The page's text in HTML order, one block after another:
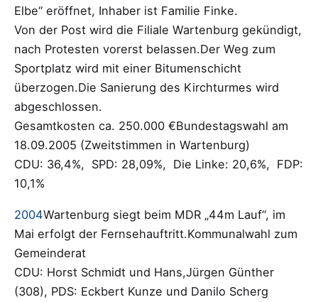
Elbe“ eröffnet, Inhaber ist Familie Finke.
Von der Post wird die Filiale Wartenburg gekündigt,
nach Protesten vorerst belassen.Der Weg zum
Sportplatz wird mit einer Bitumenschicht
überzogen.Die Sanierung des Kirchturmes wird
abgeschlossen.
Gesamtkosten ca. 250.000 €Bundestagswahl am
18.09.2005 (Zweitstimmen in Wartenburg)
CDU: 36,4%, SPD: 28,09%, Die Linke: 20,6%, FDP:
10,1%
2004Wartenburg siegt beim MDR „44m Lauf“, im
Mai erfolgt der Fernsehauftritt.Kommunalwahl zum
Gemeinderat
CDU: Horst Schmidt und Hans,Jürgen Günther
(308), PDS: Eckbert Kunze und Danilo Scherg